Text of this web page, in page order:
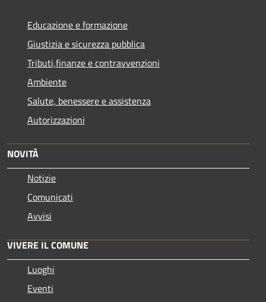
Educazione e formazione
Giustizia e sicurezza pubblica
Tributi,finanze e contravvenzioni
Ambiente
Salute, benessere e assistenza
Autorizzazioni
NOVITÀ
Notizie
Comunicati
Avvisi
VIVERE IL COMUNE
Luoghi
Eventi